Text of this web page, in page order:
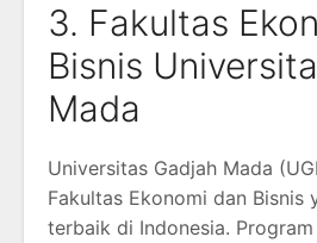
3. Fakultas
Bisnis
Mada
Universitas Gadjah Mada
Fakultas Ekonomi dan Bisnis
terbaik di Indonesia.